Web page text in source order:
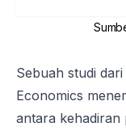
Sebuah studi
Economics
antara kehadiran